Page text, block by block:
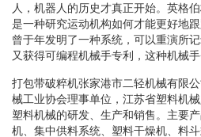
人，机器人的历史才真正开始。英格
是一种研究运动机构如何才能更好地
曾于年发明了一种系统，可以重演所
又获得可编程机械手专利，这种机械
打包带破粹机张家港市二轻机械有限
械工业协会理事单位，江苏省塑料机
塑料机械的研发、生产和销售。主要
机、集中供料系统、塑料干燥机、料